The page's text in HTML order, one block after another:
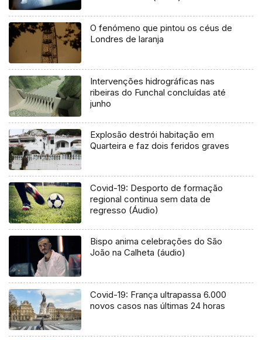
O fenómeno que pintou os céus de
Londres de laranja
Intervenções hidrográficas nas
ribeiras do Funchal concluídas até
junho
Explosão destrói habitação em
Quarteira e faz dois feridos graves
Covid-19: Desporto de formação
regional continua sem data de
regresso (Áudio)
Bispo anima celebrações do São
João na Calheta (áudio)
Covid-19: França ultrapassa 6.000
novos casos nas últimas 24 horas